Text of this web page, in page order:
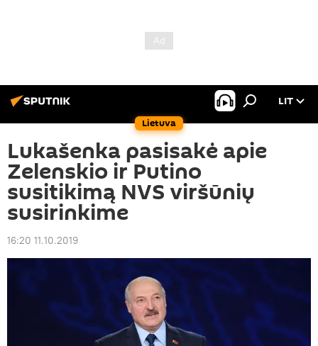
Lietuva
LIT
Lukašenka pasisakė apie
Zelenskio ir Putino
susitikimą NVS viršūnių
susirinkime
16:20 11.10.2019